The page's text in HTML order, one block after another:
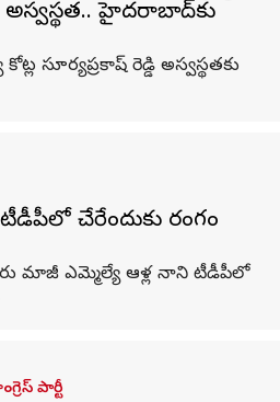
అస్వస్థత.. హైదరాబాద్‌కు
సూర్యప్రకాష్ రెడ్డి అస్వస్థతకు
చేరేందుకు రంగం
మాజీ ఎమ్మెల్యే ఆళ్ల నాని టీడీపీలో
పార్టీ